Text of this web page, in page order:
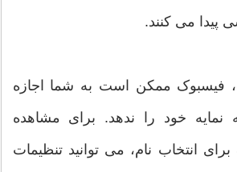
می کنند.
فیسبوک ممکن است به شما اجازه
خود را ندهد. برای مشاهده
انتخاب نام، می توانید تنظیمات